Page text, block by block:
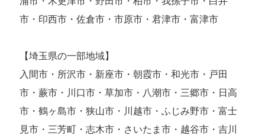
市・印西市・佐倉市・市原市・君津市・富津市
【埼玉県の一部地域】
入間市・所沢市・新座市・朝霞市・和光市・戸田
市・蕨市・川口市・草加市・八潮市・三郷市・日高
市・鶴ヶ島市・狭山市・川越市・ふじみ野市・富士
見市・三芳町・志木市・さいたま市・越谷市・吉川